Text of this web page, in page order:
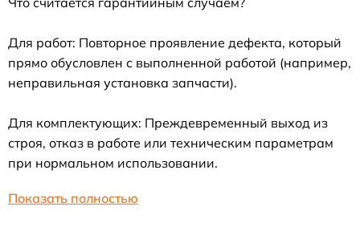
Для работ: Повторное проявление дефекта, который
прямо обусловлен с выполненной работой (например,
неправильная установка запчасти).
Для комплектующих: Преждевременный выход из
строя, отказ в работе или техническим параметрам
при нормальном использовании.
Показать полностью